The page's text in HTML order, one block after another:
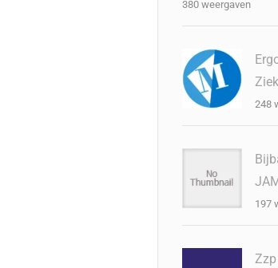
380 weergaven
248
197